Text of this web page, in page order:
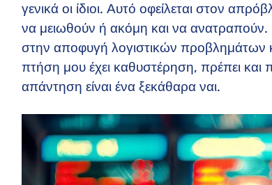
γενικά οι ίδιοι. Αυτό οφείλεται στον
να μειωθούν ή ακόμη και να
στην αποφυγή λογιστικών προβλημάτων
πτήση μου έχει καθυστέρηση, πρέπει
απάντηση είναι ένα ξεκάθαρα ναι.